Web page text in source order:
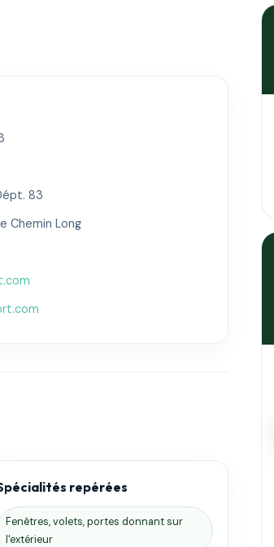
83
Chemin Long
repérées
Fenêtres, volets, portes donnant sur
l'extérieur